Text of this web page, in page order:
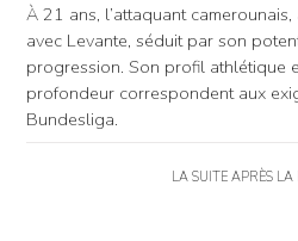
À 21 ans, l’attaquant
avec Levante, séduit par son
progression. Son profil athlétique
profondeur correspondent aux
Bundesliga.
LA SUITE APRÈS LA